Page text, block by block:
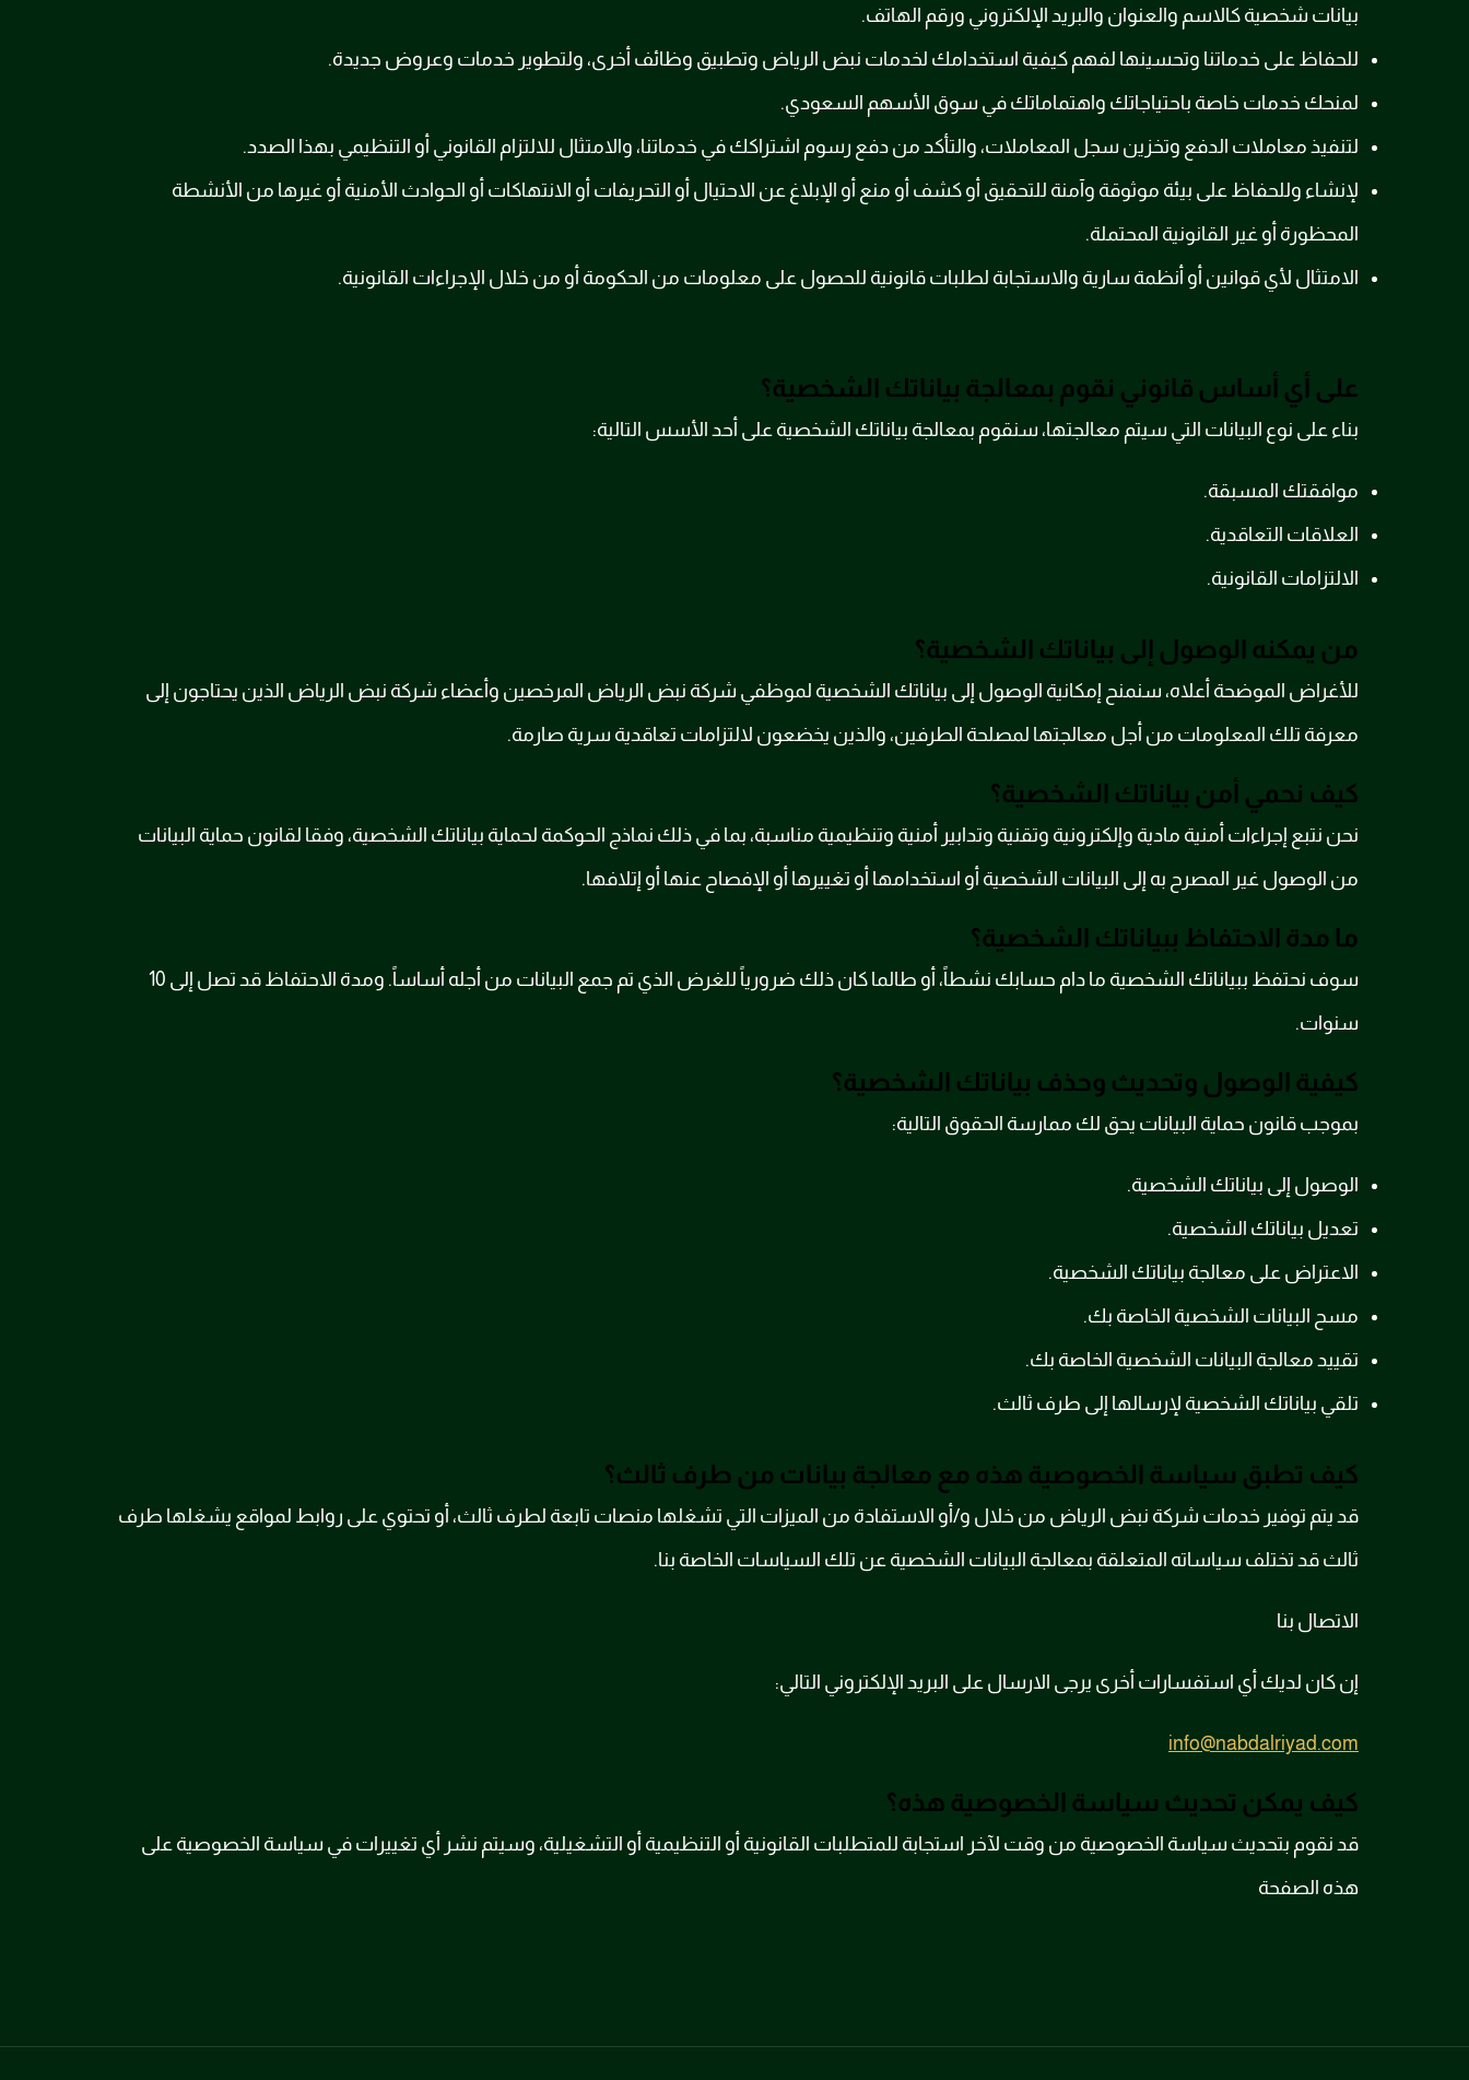
بيانات شخصية كالاسم والعنوان والبريد الإلكتروني ورقم الهاتف.
للحفاظ على خدماتنا وتحسينها لفهم كيفية استخدامك لخدمات نبض الرياض وتطبيق وظائف أخرى، ولتطوير خدمات وعروض جديدة.
لمنحك خدمات خاصة باحتياجاتك واهتماماتك في سوق الأسهم السعودي.
لتنفيذ معاملات الدفع وتخزين سجل المعاملات، والتأكد من دفع رسوم اشتراكك في خدماتنا، والامتثال للالتزام القانوني أو التنظيمي بهذا الصدد.
لإنشاء وللحفاظ على بيئة موثوقة وآمنة للتحقيق أو كشف أو منع أو الإبلاغ عن الاحتيال أو التحريفات أو الانتهاكات أو الحوادث الأمنية أو غيرها من الأنشطة
المحظورة أو غير القانونية المحتملة.
الامتثال لأي قوانين أو أنظمة سارية والاستجابة لطلبات قانونية للحصول على معلومات من الحكومة أو من خلال الإجراءات القانونية.
على أي أساس قانوني نقوم بمعالجة بياناتك الشخصية؟
بناء على نوع البيانات التي سيتم معالجتها، سنقوم بمعالجة بياناتك الشخصية على أحد الأسس التالية:
موافقتك المسبقة.
العلاقات التعاقدية.
الالتزامات القانونية.
من يمكنه الوصول إلى بياناتك الشخصية؟
للأغراض الموضحة أعلاه، سنمنح إمكانية الوصول إلى بياناتك الشخصية لموظفي شركة نبض الرياض المرخصين وأعضاء شركة نبض الرياض الذين يحتاجون إلى
معرفة تلك المعلومات من أجل معالجتها لمصلحة الطرفين، والذين يخضعون لالتزامات تعاقدية سرية صارمة.
كيف نحمي أمن بياناتك الشخصية؟
نحن نتبع إجراءات أمنية مادية وإلكترونية وتقنية وتدابير أمنية وتنظيمية مناسبة، بما في ذلك نماذج الحوكمة لحماية بياناتك الشخصية، وفقا لقانون حماية البيانات
من الوصول غير المصرح به إلى البيانات الشخصية أو استخدامها أو تغييرها أو الإفصاح عنها أو إتلافها.
ما مدة الاحتفاظ ببياناتك الشخصية؟
سوف نحتفظ ببياناتك الشخصية ما دام حسابك نشطاً، أو طالما كان ذلك ضرورياً للغرض الذي تم جمع البيانات من أجله أساساً. ومدة الاحتفاظ قد تصل إلى 10
سنوات.
كيفية الوصول وتحديث وحذف بياناتك الشخصية؟
بموجب قانون حماية البيانات يحق لك ممارسة الحقوق التالية:
الوصول إلى بياناتك الشخصية.
تعديل بياناتك الشخصية.
الاعتراض على معالجة بياناتك الشخصية.
مسح البيانات الشخصية الخاصة بك.
تقييد معالجة البيانات الشخصية الخاصة بك.
تلقي بياناتك الشخصية لإرسالها إلى طرف ثالث.
كيف تطبق سياسة الخصوصية هذه مع معالجة بيانات من طرف ثالث؟
قد يتم توفير خدمات شركة نبض الرياض من خلال و/أو الاستفادة من الميزات التي تشغلها منصات تابعة لطرف ثالث، أو تحتوي على روابط لمواقع يشغلها طرف
ثالث قد تختلف سياساته المتعلقة بمعالجة البيانات الشخصية عن تلك السياسات الخاصة بنا.
الاتصال بنا
إن كان لديك أي استفسارات أخرى يرجى الارسال على البريد الإلكتروني التالي:
info@nabdalriyad.com
كيف يمكن تحديث سياسة الخصوصية هذه؟
قد نقوم بتحديث سياسة الخصوصية من وقت لآخر استجابة للمتطلبات القانونية أو التنظيمية أو التشغيلية، وسيتم نشر أي تغييرات في سياسة الخصوصية على
هذه الصفحة